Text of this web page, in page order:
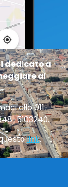
dedicato a
al
allo 011-
5103240.
link.